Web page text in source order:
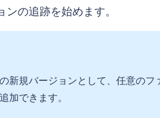
の追跡を始めます。
新規バージョンとして、任意のフ
加できます。